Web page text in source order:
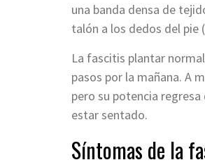
una banda densa de
talón a los dedos del pie
La fascitis plantar
pasos por la mañana. A
pero su potencia
estar sentado.
Síntomas de la